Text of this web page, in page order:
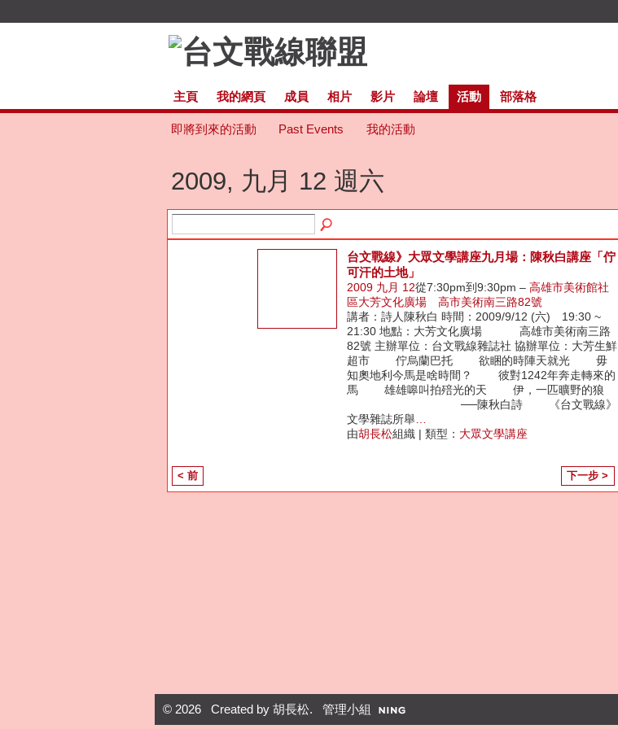
主頁 我的網頁 成員 相片 影片 論壇 活動 部落格
即將到來的活動 Past Events 我的活動
2009, 九月 12 週六
台文戰線》大眾文學講座九月場：陳秋白講座「佇
可汗的土地」
2009 九月 12從7:30pm到9:30pm – 高雄市美術館社
區大芳文化廣場 高市美術南三路82號
講者：詩人陳秋白 時間：2009/9/12 (六) 19:30 ~
21:30 地點：大芳文化廣場 高雄市美術南三路
82號 主辦單位：台文戰線雜誌社 協辦單位：大芳生鮮
超市 佇烏蘭巴托 欲睏的時陣天就光 毋
知奧地利今馬是啥時間？ 彼對1242年奔走轉來的
馬 雄雄嗥叫拍殕光的天 伊，一匹曠野的狼
──陳秋白詩 《台文戰線》
文學雜誌所舉
由胡長松組織 | 類型： 大眾文學講座
< 前 下一步 >
© 2026 Created by 胡長松. 管理小組